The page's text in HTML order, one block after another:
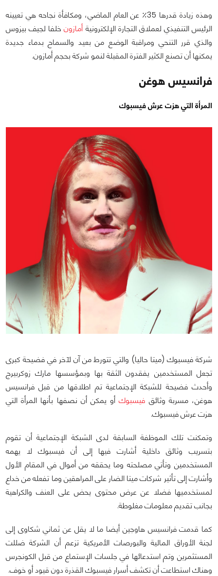
وهذه زيادة قدرها 35٪ عن العام الماضي، ومكافأة نجاحه هي تعيينه
الرئيس التنفيذي لعملاق التجارة الإلكترونية أمازونخلفا لجيف بيزوس
والذي قرر التنحي ومراقبة الوضع من بعيد والسماح بدماء جديدة
يمكنها أن تصنع الكثير الفترة المقبلة لنمو شركة بحجم أمازون.
فرانسيس هوغن
المرأة التي هزت عرش فيسبوك
شركة فيسبوك (ميتا حاليا) والتي تتورط من آن لآخر في فضيحة كبرى
تجعل المستخدمين يفقدون الثقة بها وبمؤسسها مارك زوكربيرج
وأحدث فضيحة للشبكة الإجتماعية تم اطلاقها من قبل فرانسيس
هوغن، مسربة وثائق فيسبوكأو يمكن أن نصفها بأنها المرأة التي
هزت عرش فيسبوك.
وتمكنت تلك الموظفة السابقة لدى الشبكة الإجتماعية أن تقوم
بتسريب وثائق داخلية أشارت فيها إلى أن فيسبوك لا يهمه
المستخدمين وتأتي مصلحته وما يحققه من أموال في المقام الأول
وأشارت إلى تأثير شركات ميتا الضار على المراهقين وما تفعله من خداع
لمستخدميها فضلا عن عرض محتوى يحض على العنف والكراهية
بجانب تقديم معلومات مغلوطة.
كما قدمت فرانسيس هاوجين أيضا ما لا يقل عن ثماني شكاوى إلى
لجنة الأوراق المالية والبورصات الأمريكية تزعم أن الشركة ضللت
المستثمرين وتم استدعائها في جلسات الإستماع من قبل الكونجرس
وهناك استطاعت أن تكشف أسرار فيسبوك القذرة دون قيود أو خوف.